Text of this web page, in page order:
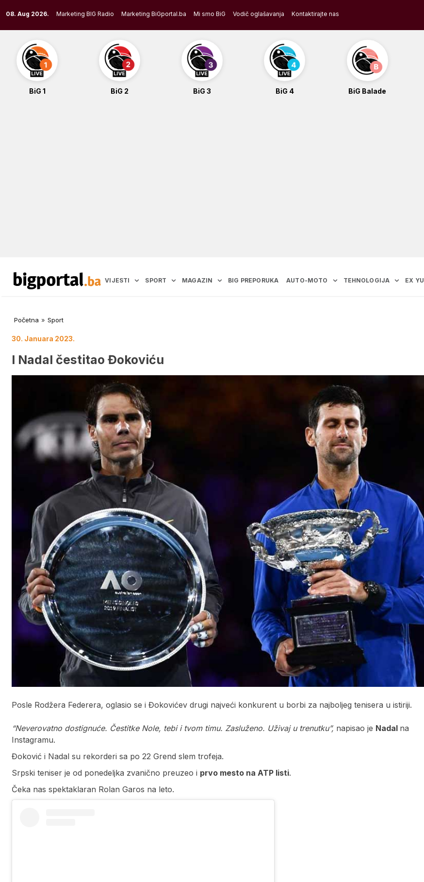
to
content
08. Aug 2026. Marketing BIG Radio Marketing BiGportal.ba Mi smo BiG Vodič oglašavanja Kontaktirajte nas
BiG 1 BiG 2 BiG 3 BiG 4 BiG Balade
VIJESTI SPORT MAGAZIN BIG PREPORUKA AUTO-MOTO TEHNOLOGIJA EX YU
Početna » Sport
30. Januara 2023.
I Nadal čestitao Đokoviću
Posle Rodžera Federera, oglasio se i Đokovićev drugi najveći konkurent u borbi za najboljeg tenisera u istiriji.
“Neverovatno dostignuće. Čestitke Nole, tebi i tvom timu. Zasluženo. Uživaj u trenutku”, napisao je Nadal na
Instagramu.
Đoković i Nadal su rekorderi sa po 22 Grend slem trofeja.
Srpski teniser je od ponedeljka zvanično preuzeo i prvo mesto na ATP listi.
Čeka nas spektaklaran Rolan Garos na leto.